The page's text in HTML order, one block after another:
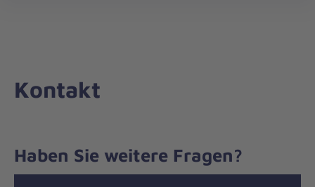
zum
Kontakt
Haben Sie weitere Fragen?